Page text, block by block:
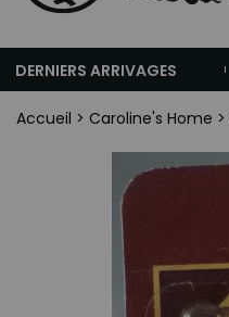
DERNIERS ARRIVAGES
Accueil > Caroline's Home >